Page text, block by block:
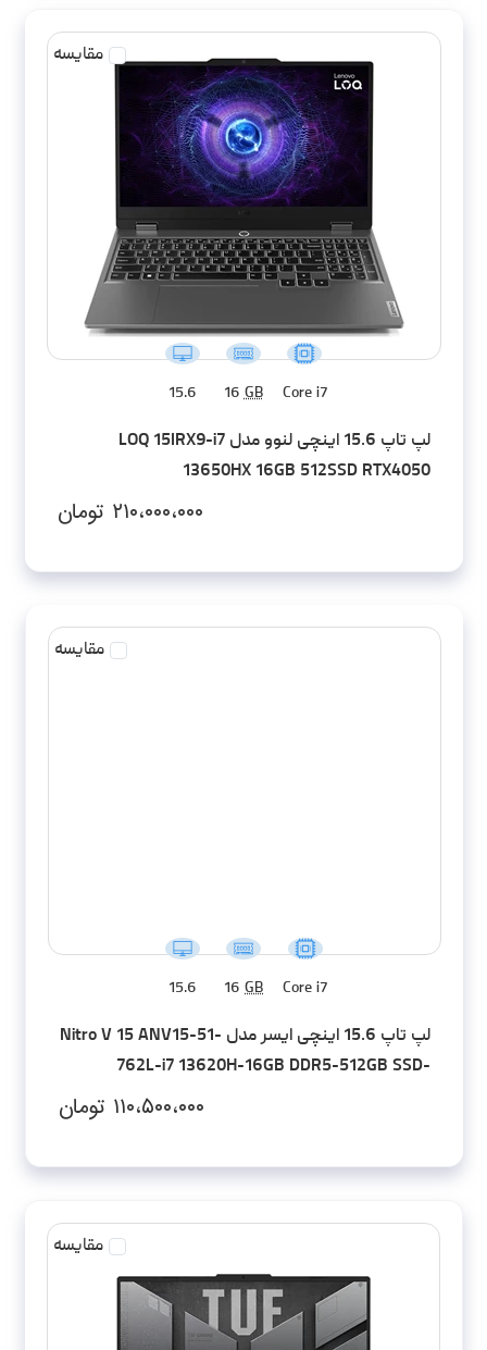
مقایسه
Core i7
16GB
15.6
لپ تاپ 15.6 اینچی لنوو مدل LOQ 15IRX9-i7
13650HX 16GB 512SSD RTX4050
۲۱۰،۰۰۰،۰۰۰ تومان
مقایسه
Core i7
16 GB
15.6
لپ تاپ 15.6 اینچی ایسر مدل Nitro V 15 ANV15-51-
762L-i7 13620H-16GB DDR5-512GB SSD-
۱۱۰،۵۰۰،۰۰۰ تومان
مقایسه